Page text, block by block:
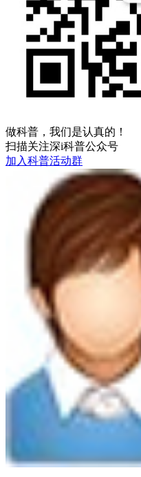
做科普，我们是认真的！
扫描关注深i科普公众号
加入科普活动群